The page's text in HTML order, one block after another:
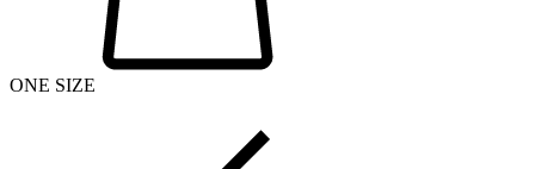
ONE SIZE